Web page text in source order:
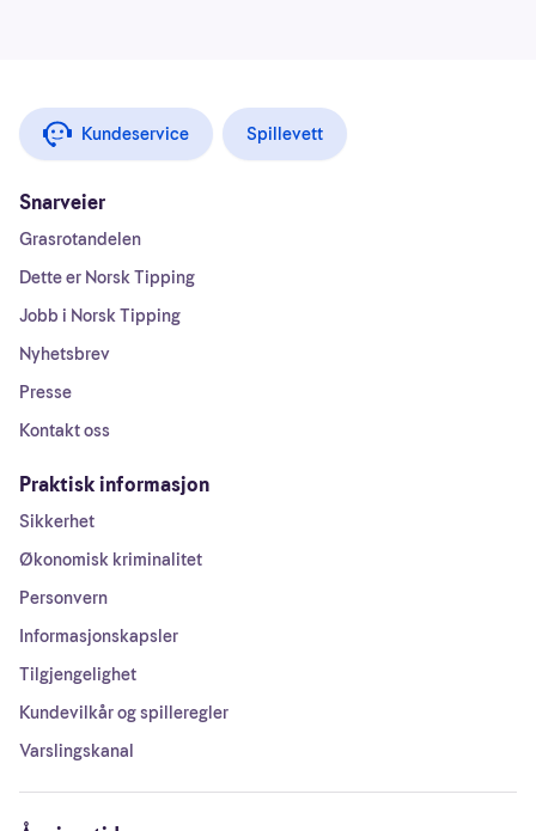
Kundeservice Spillevett
Snarveier
Grasrotandelen
Dette er Norsk Tipping
Jobb i Norsk Tipping
Nyhetsbrev
Presse
Kontakt oss
Praktisk informasjon
Sikkerhet
Økonomisk kriminalitet
Personvern
Informasjonskapsler
Tilgjengelighet
Kundevilkår og spilleregler
Varslingskanal